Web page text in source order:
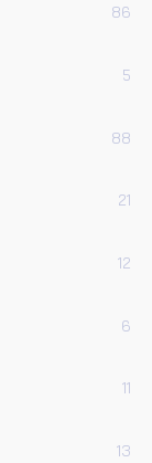
86
5
88
21
12
6
11
13